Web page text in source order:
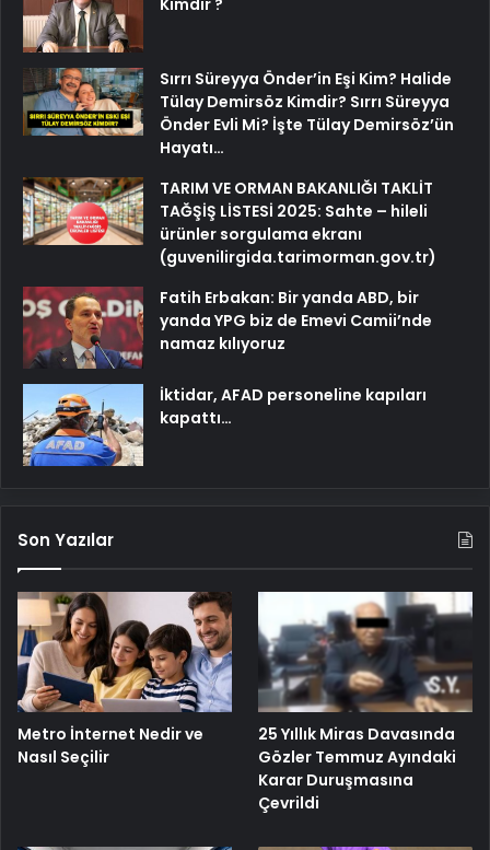
Kimdir ?
Sırrı Süreyya Önder’in Eşi Kim? Halide
Tülay Demirsöz Kimdir? Sırrı Süreyya
Önder Evli Mi? İşte Tülay Demirsöz’ün
Hayatı…
TARIM VE ORMAN BAKANLIĞI TAKLİT
TAĞŞİŞ LİSTESİ 2025: Sahte – hileli
ürünler sorgulama ekranı
(guvenilirgida.tarimorman.gov.tr)
Fatih Erbakan: Bir yanda ABD, bir
yanda YPG biz de Emevi Camii’nde
namaz kılıyoruz
İktidar, AFAD personeline kapıları
kapattı…
Son Yazılar
Metro İnternet Nedir ve
Nasıl Seçilir
25 Yıllık Miras Davasında
Gözler Temmuz Ayındaki
Karar Duruşmasına
Çevrildi